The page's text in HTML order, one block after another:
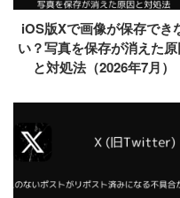
iOS版Xで画像が保存でき
い？写真を保存が消えた原
と対処法（2026年7月）